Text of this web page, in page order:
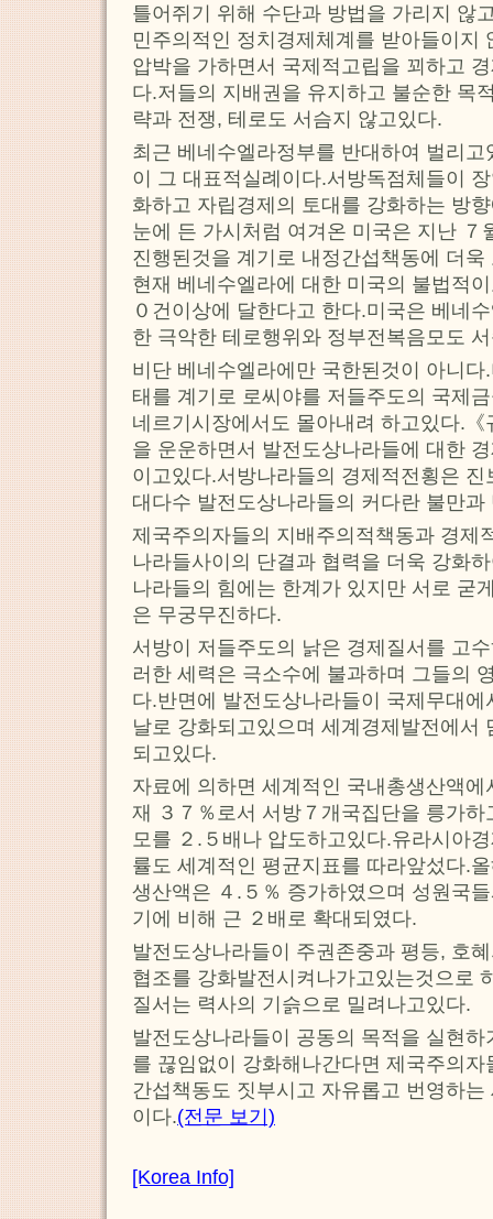
틀어쥐기 위해 수단과 방법을 가리지 않
민주의적인 정치경제체계를 받아들이지
압박을 가하면서 국제적고립을 꾀하고
다.저들의 지배권을 유지하고 불순한 목
략과 전쟁, 테로도 서슴지 않고있다.
최근 베네수엘라정부를 반대하여 벌리
이 그 대표적실례이다.서방독점체들이
화하고 자립경제의 토대를 강화하는 방
눈에 든 가시처럼 여겨온 미국은 지난 ７
진행된것을 계기로 내정간섭책동에 더
현재 베네수엘라에 대한 미국의 불법적
０건이상에 달한다고 한다.미국은 베네
한 극악한 테로행위와 정부전복음모도
비단 베네수엘라에만 국한된것이 아니
태를 계기로 로씨야를 저들주도의 국제
네르기시장에서도 몰아내려 하고있다.
을 운운하면서 발전도상나라들에 대한
이고있다.서방나라들의 경제적전횡은
대다수 발전도상나라들의 커다란 불만
제국주의자들의 지배주의적책동과 경제
나라들사이의 단결과 협력을 더욱 강화
나라들의 힘에는 한계가 있지만 서로 굳
은 무궁무진하다.
서방이 저들주도의 낡은 경제질서를 고
러한 세력은 극소수에 불과하며 그들의
다.반면에 발전도상나라들이 국제무대
날로 강화되고있으며 세계경제발전에서
되고있다.
자료에 의하면 세계적인 국내총생산액
재 ３７％로서 서방７개국집단을 릉가
모를 ２.５배나 압도하고있다.유라시아
률도 세계적인 평균지표를 따라앞섰다.
생산액은 ４.５％ 증가하였으며 성원국
기에 비해 근 ２배로 확대되였다.
발전도상나라들이 주권존중과 평등, 호
협조를 강화발전시켜나가고있는것으로
질서는 력사의 기슭으로 밀려나고있다.
발전도상나라들이 공동의 목적을 실현
를 끊임없이 강화해나간다면 제국주의
간섭책동도 짓부시고 자유롭고 번영하
이다.(전문 보기)
[Korea Info]